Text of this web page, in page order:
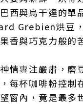
西與烏干達的單
Grebien烘豆
香與巧克力般的
情專注嚴肅，磨
每杯咖啡粉控制
窗內，竟是最多